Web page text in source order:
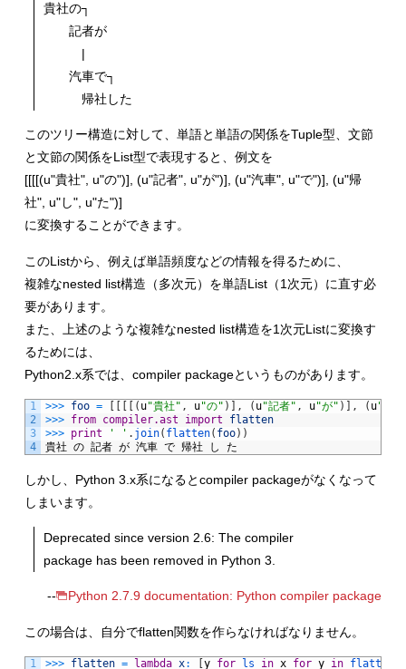
貴社の┐
記者が
|
汽車で┐
帰社した
このツリー構造に対して、単語と単語の関係をTuple型、文節
と文節の関係をList型で表現すると、例文を
[[[[(u"貴社", u"の")], (u"記者", u"が")], (u"汽車", u"で")], (u"帰
社", u"し", u"た")]
に変換することができます。
このListから、例えば単語頻度などの情報を得るために、
複雑なnested list構造（多次元）を単語List（1次元）に直す必
要があります。
また、上述のような複雑なnested list構造を1次元Listに変換す
るためには、
Python2.x系では、compiler packageというものがあります。
1
2
3
4
>>> foo = ( u"貴社" , u"の" ) , ( u"記者" , u"が" ) , ( u"汽
>>> from compiler.ast import
flatten
>>> print ' ' . join( flatten( foo) )
貴社 の 記者 が 汽車 で 帰社 し た
しかし、Python 3.x系になるとcompiler packageがなくなって
しまいます。
Deprecated since version 2.6: The compiler
package has been removed in Python 3.
-- Python 2.7.9 documentation: Python compiler package
この場合は、自分でflatten関数を作らなければなりません。
1 >>> flatten = lambda x: y for ls in x for y in flatten